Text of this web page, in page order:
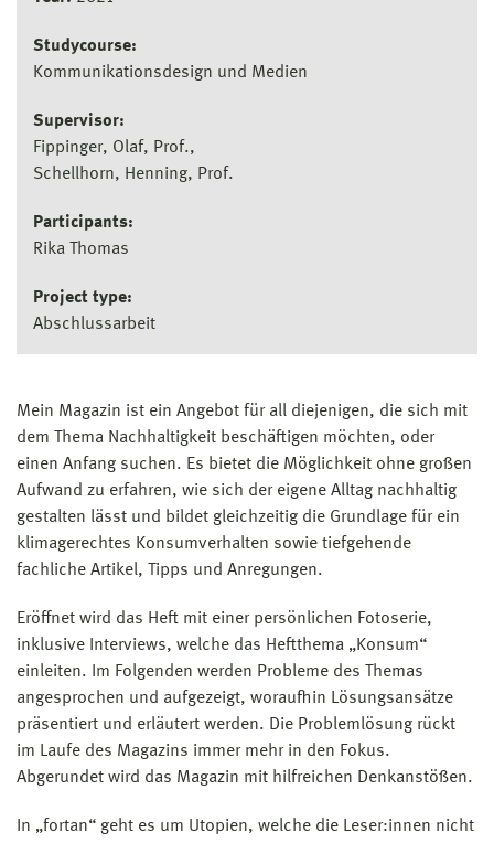
Studycourse:
Kommunikationsdesign und Medien
Supervisor:
Fippinger, Olaf, Prof.
Schellhorn, Henning, Prof.
Participants:
Rika Thomas
Project type:
Abschlussarbeit
Mein Magazin ist ein Angebot für all diejenigen, die sich mit
dem Thema Nachhaltigkeit beschäftigen möchten, oder
einen Anfang suchen. Es bietet die Möglichkeit ohne großen
Aufwand zu erfahren, wie sich der eigene Alltag nachhaltig
gestalten lässt und bildet gleichzeitig die Grundlage für ein
klimagerechtes Konsumverhalten sowie tiefgehende
fachliche Artikel, Tipps und Anregungen.
Eröffnet wird das Heft mit einer persönlichen Fotoserie,
inklusive Interviews, welche das Heftthema „Konsum“
einleiten. Im Folgenden werden Probleme des Themas
angesprochen und aufgezeigt, woraufhin Lösungsansätze
präsentiert und erläutert werden. Die Problemlösung rückt
im Laufe des Magazins immer mehr in den Fokus.
Abgerundet wird das Magazin mit hilfreichen Denkanstößen.
In „fortan“ geht es um Utopien, welche die Leser:innen nicht